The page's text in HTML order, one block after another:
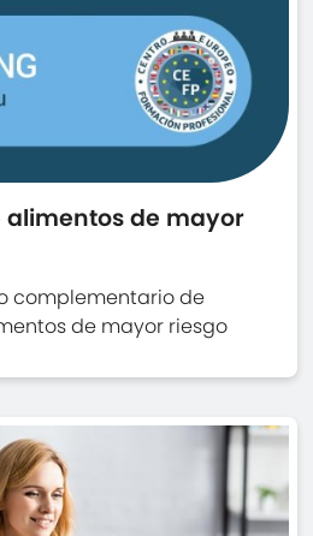
de mayor
complementario de
de mayor riesgo